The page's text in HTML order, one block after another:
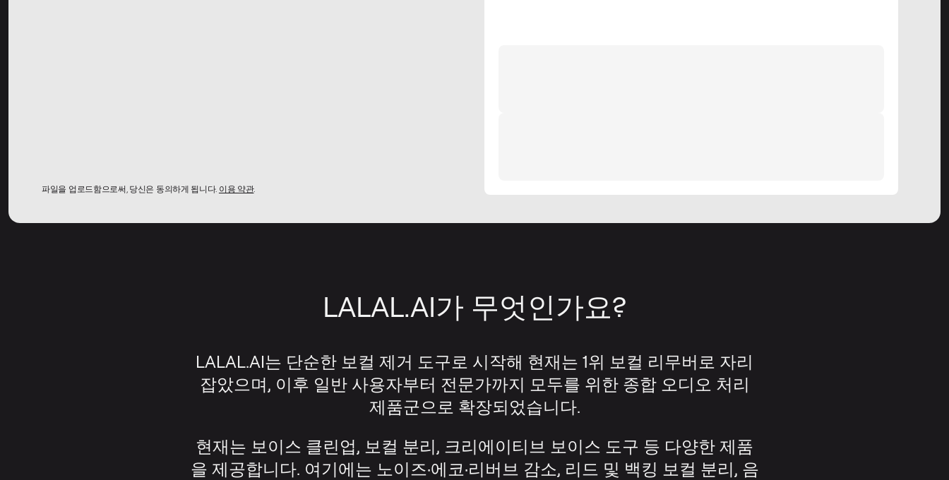
파일을 업로드함으로써, 당신은 동의하게 됩니다. 이용 약관.
LALAL.AI가 무엇인가요?
LALAL.AI는 단순한 보컬 제거 도구로 시작해 현재는 1위 보컬 리무버로 자리
잡았으며, 이후 일반 사용자부터 전문가까지 모두를 위한 종합 오디오 처리
제품군으로 확장되었습니다.
현재는 보이스 클린업, 보컬 분리, 크리에이티브 보이스 도구 등 다양한 제품
을 제공합니다. 여기에는 노이즈·에코·리버브 감소, 리드 및 백킹 보컬 분리, 음